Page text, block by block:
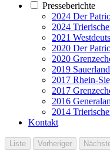
Presseberichte
2024 Der
2024
2021
2020 Der
2020
2019 Sauerland
2017 Rhein-
2017
2016
2014
Kontakt